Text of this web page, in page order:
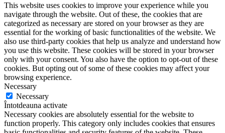
This website uses cookies to improve your experience while you
navigate through the website. Out of these, the cookies that are
categorized as necessary are stored on your browser as they are
essential for the working of basic functionalities of the website. We
also use third-party cookies that help us analyze and understand how
you use this website. These cookies will be stored in your browser
only with your consent. You also have the option to opt-out of these
cookies. But opting out of some of these cookies may affect your
browsing experience.
Necessary
Necessary
Întotdeauna activate
Necessary cookies are absolutely essential for the website to
function properly. This category only includes cookies that ensures